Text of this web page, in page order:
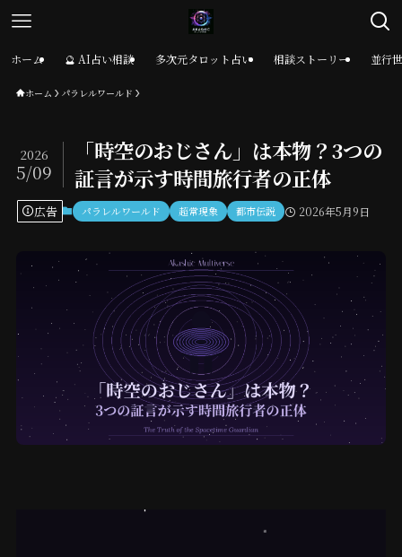
ホーム 🔮 AI占い相談 多次元タロット占い 相談ストーリー 並行
ホーム パラレルワールド
「時空のおじさん」は本物？3つの
証言が示す時間旅行者の正体
2026
5/09
広告 パラレルワールド 超常現象 都市伝説 2026年5月9日